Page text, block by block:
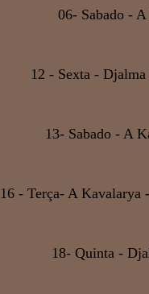
06- Sabado -
12 - Sexta -
13- Sabado - A
16 - Terça- A Kavalarya
18- Quinta -